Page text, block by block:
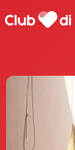
Scopri
Le
La